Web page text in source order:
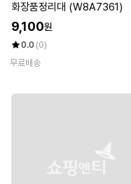
화장품정리대 (W8A7361)
9,100원
0.0 (0)
무료배송